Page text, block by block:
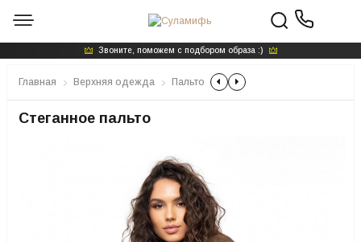
Звоните, поможем с подбором образа :)
Главная Верхняя одежда Пальто
Стеганное пальто